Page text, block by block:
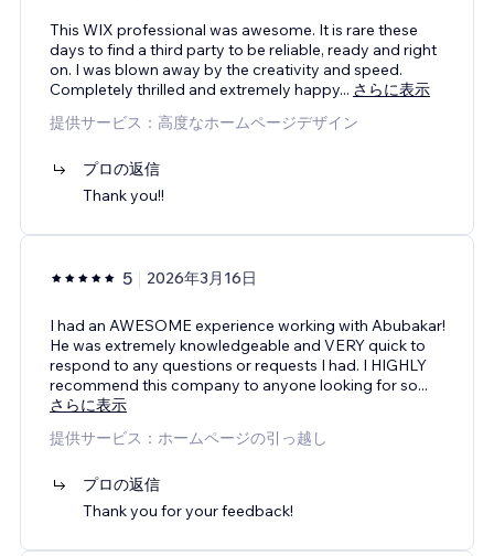
This WIX professional was awesome. It is rare these
days to find a third party to be reliable, ready and right
on. I was blown away by the creativity and speed.
Completely thrilled and extremely happy... さらに表示
提供サービス：高度なホームページデザイン
プロの返信
Thank you!!
5 2026年3月16日
I had an AWESOME experience working with Abubakar!
He was extremely knowledgeable and VERY quick to
respond to any questions or requests I had. I HIGHLY
recommend this company to anyone looking for so...
さらに表示
提供サービス：ホームページの引っ越し
プロの返信
Thank you for your feedback!